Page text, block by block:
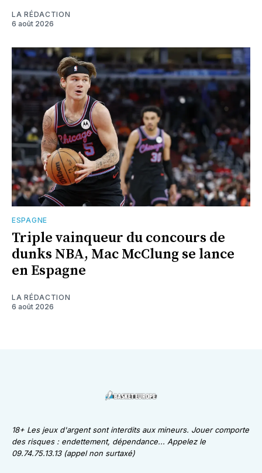
LA RÉDACTION
6 août 2026
ESPAGNE
Triple vainqueur du concours de
dunks NBA, Mac McClung se lance
en Espagne
LA RÉDACTION
6 août 2026
18+ Les jeux d'argent sont interdits aux mineurs. Jouer comporte
des risques : endettement, dépendance... Appelez le
09.74.75.13.13 (appel non surtaxé)